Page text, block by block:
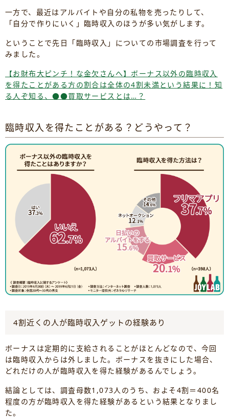
一方で、最近はアルバイトや自分の私物を売ったりして、
「自分で作りにいく」臨時収入のほうが多い気がします。
ということで先日「臨時収入」についての市場調査を行って
みました。
【お財布大ピンチ！な金欠さんへ】ボーナス以外の臨時収入
を得たことがある方の割合は全体の4割未満という結果に！知
る人ぞ知る、●●買取サービスとは…？
臨時収入を得たことがある？どうやって？
4割近くの人が臨時収入ゲットの経験あり
ボーナスは定期的に支給されることがほとんどなので、今回
は臨時収入からは外しました。ボーナスを抜きにした場合、
どれだけの人が臨時収入を得た経験があるんでしょう。
結論としては、調査母数1,073人のうち、およそ4割＝400名
程度の方が臨時収入を得た経験があるという結果となりまし
た。